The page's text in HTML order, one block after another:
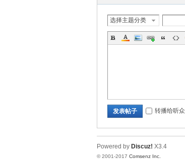
选择主题分类
发表帖子 转播给听众
Powered by Discuz! X3.4
© 2001-2017 Comsenz Inc.